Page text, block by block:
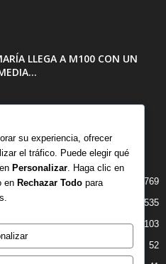
LLEGA A M100 CON UN
769
535
103
52
su experiencia, ofrecer
el tráfico. Puede elegir qué
Personalizar . Haga clic en
en Rechazar Todo para